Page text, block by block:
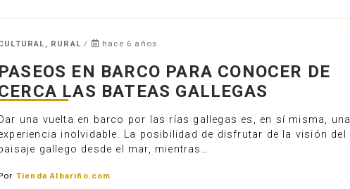
RURAL/ hace 6 años
EN BARCO PARA CONOCER DE
LAS BATEAS GALLEGAS
una vuelta en barco por las rías gallegas es, en sí misma, una
inolvidable. La posibilidad de disfrutar de la visión del
gallego desde el mar, mientras…
Tienda Albariño.com